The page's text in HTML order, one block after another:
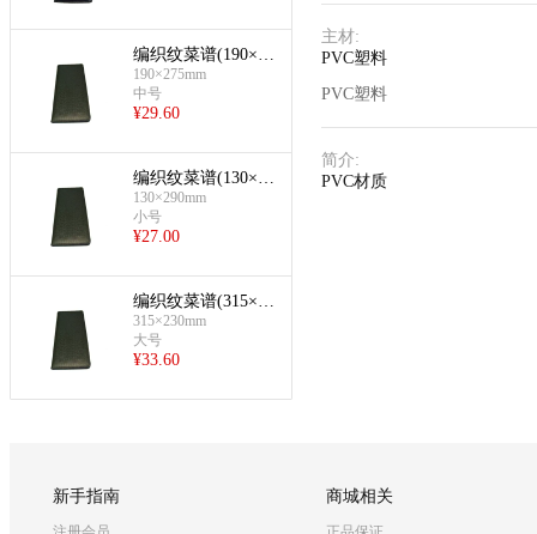
编织纹菜谱(190×27
5mm)
190×275mm
中号
¥29.60
编织纹菜谱(130×29
0mm)
130×290mm
小号
¥27.00
编织纹菜谱(315×23
0mm)
315×230mm
大号
¥33.60
主材:
PVC塑料
PVC塑料
简介:
PVC材质
新手指南 商城相关